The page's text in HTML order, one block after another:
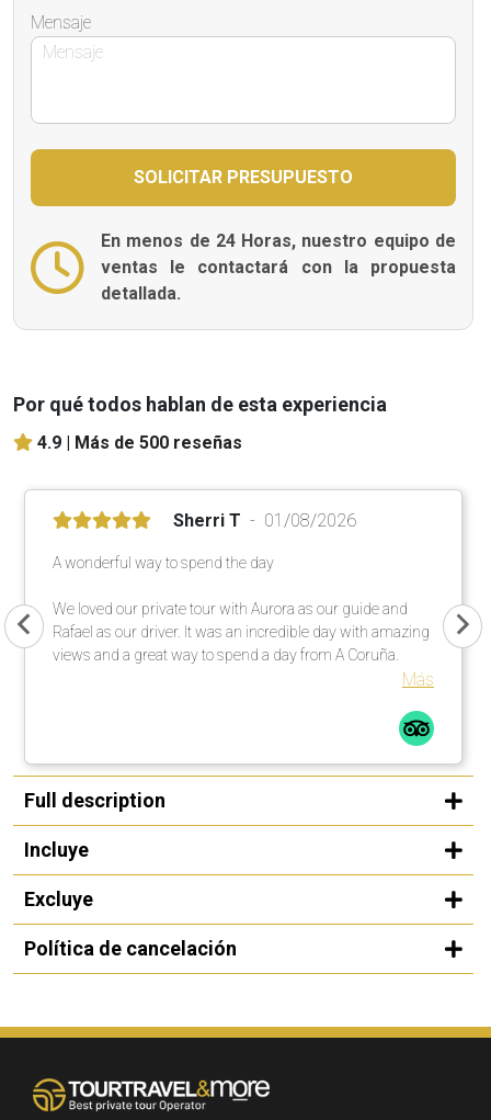
Mensaje
En menos de 24 Horas, nuestro equipo de
ventas le contactará con la propuesta
detallada.
Por qué todos hablan de esta experiencia
4.9 | Más de 500 reseñas
Sherri T 01/08/2026
A wonderful way to spend the day
We loved our private tour with Aurora as our guide and
Rafael as our driver. It was an incredible day with amazing
views and a great way to spend a day from A Coruña.
Más
Full description
Incluye
Excluye
Política de cancelación